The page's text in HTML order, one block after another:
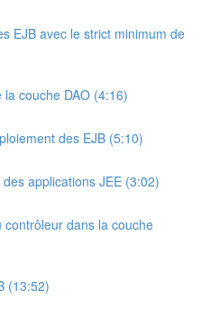
EJB avec le strict minimum de
couche DAO (4:16)
des EJB (5:10)
applications JEE (3:02)
dans la couche
(13:52)